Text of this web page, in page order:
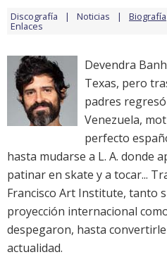
Discografía Noticias Biografía
Enlaces
Devendra
Texas, pero
padres
Venezuela,
perfecto
hasta mudarse a L. A. donde
patinar en skate y a tocar...
Francisco Art Institute, tanto
proyección internacional
despegaron, hasta
actualidad.